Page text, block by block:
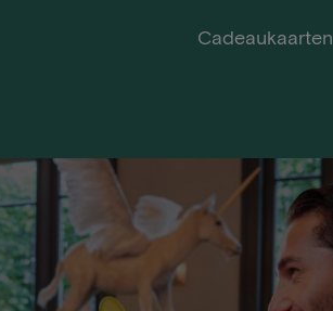
Cadeaukaarten